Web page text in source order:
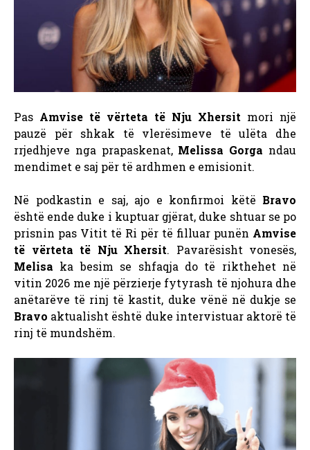
Pas Amvise të vërteta të Nju Xhersit mori një
pauzë për shkak të vlerësimeve të ulëta dhe
rrjedhjeve nga prapaskenat, Melissa Gorga ndau
mendimet e saj për të ardhmen e emisionit.
Në podkastin e saj, ajo e konfirmoi këtë Bravo
është ende duke i kuptuar gjërat, duke shtuar se po
prisnin pas Vitit të Ri për të filluar punën Amvise
të vërteta të Nju Xhersit. Pavarësisht vonesës,
Melisa ka besim se shfaqja do të rikthehet në
vitin 2026 me një përzierje fytyrash të njohura dhe
anëtarëve të rinj të kastit, duke vënë në dukje se
Bravo aktualisht është duke intervistuar aktorë të
rinj të mundshëm.